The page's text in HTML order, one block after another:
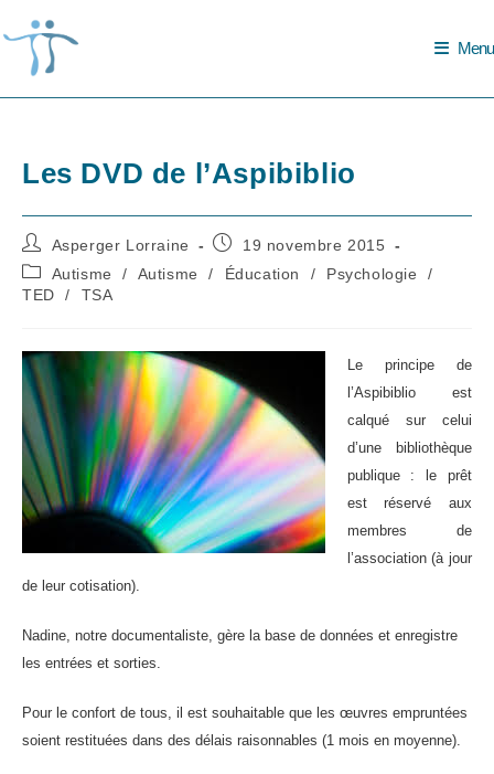
to
content
Menu
Les DVD de l’Aspibiblio
Auteur/autrice
de
la
publication :
Asperger Lorraine
Publication
publiée :
19 novembre 2015
Post
category:
Autisme / Autisme / Éducation / Psychologie
/
TED
/ TSA
Le principe de
l’Aspibiblio est
calqué sur celui
d’une bibliothèque
publique : le prêt
est réservé aux
membres de
l’association (à jour
de leur cotisation).
Nadine, notre documentaliste, gère la base de données et enregistre
les entrées et sorties.
Pour le confort de tous, il est souhaitable que les œuvres empruntées
soient restituées dans des délais raisonnables (1 mois en moyenne).